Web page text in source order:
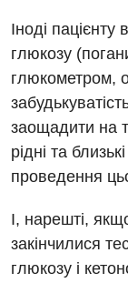
Іноді
глюкозу
глюкометром,
заощадити на
рідні та
проведення
І, нарешті,
закінчилися
глюкозу і